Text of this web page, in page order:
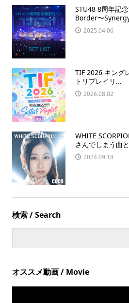
STU48 8周年記
Border〜
2025.04.06
TIF 2026 キング
トリプレイリ...
2026.08.02
WHITE
さんでしまう曲
2024.09.18
検索 / Search
オススメ動画 / Movie